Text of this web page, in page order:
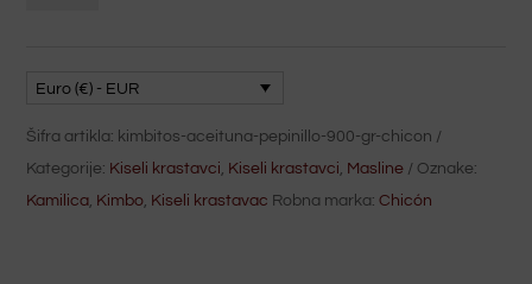
kiseli
Chicón
Euro (€) - EUR
Šifra artikla: kimbitos-aceituna-pepinillo-900-gr-chicon
Kategorije: Kiseli krastavci, Kiseli krastavci, Masline
Oznake:
Kamilica, Kimbo, Kiseli krastavac Robna marka:Chicón